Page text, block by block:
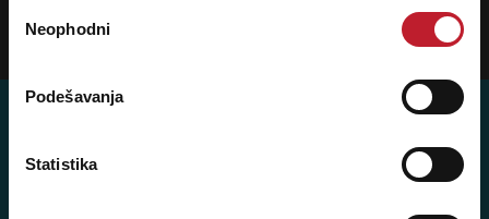
сагласности
Neophodni
Podešavanja
Statistika
Prijavi